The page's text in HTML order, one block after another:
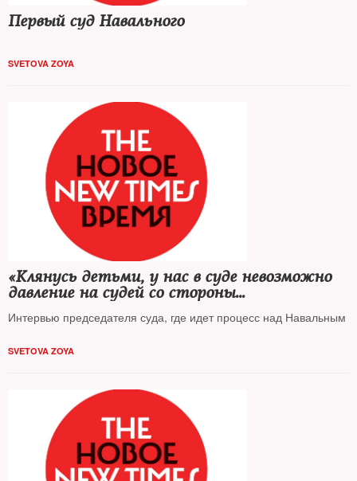
Первый суд Навального
SVETOVA ZOYA
«Клянусь детьми, у нас в суде невозможно
давление на судей со стороны
вышестоящего руководства»
Интервью председателя суда, где идет процесс над Навальным
SVETOVA ZOYA